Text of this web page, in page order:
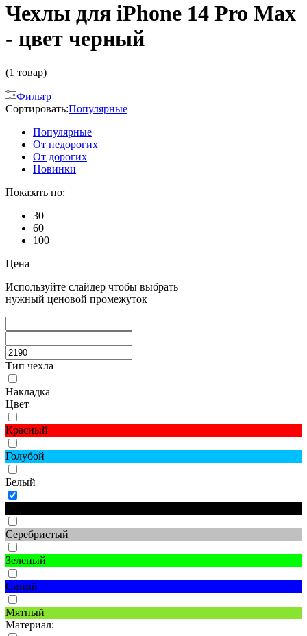
Чехлы для iPhone 14 Pro Max
- цвет черный
(1 товар)
Фильтр
Сортировать:Популярные
Популярные
От недорогих
От дорогих
Новинки
Показать по:
30
60
100
Цена
Используйте слайдер чтобы выбрать
нужный ценовой промежуток
Тип чехла
Накладка
Цвет
Красный
Голубой
Белый
Серебристый
Зеленый
Синий
Мятный
Материал: